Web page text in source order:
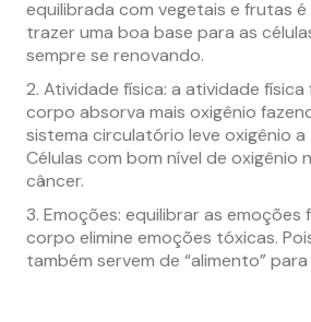
equilibrada com vegetais e frutas
trazer uma boa base para as
sempre se renovando.
Atividade física: a atividade física
corpo absorva mais oxigênio
sistema circulatório leve oxigênio a
Células com bom nível de oxigênio
câncer.
Emoções: equilibrar as emoções
corpo elimine emoções tóxicas.
também servem de “alimento”